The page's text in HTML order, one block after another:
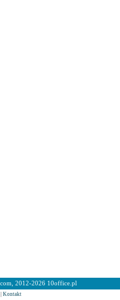
2012-2026 10office.pl
Kontakt